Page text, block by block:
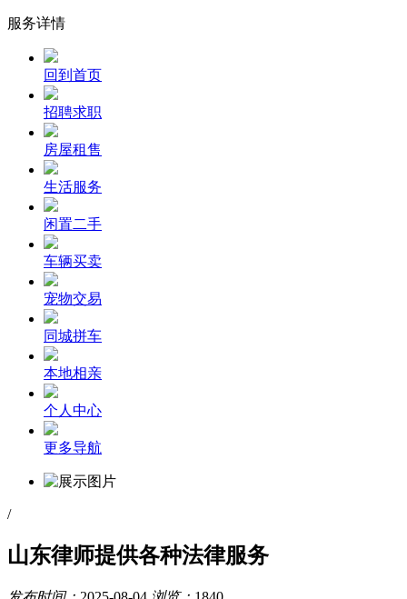
服务详情
回到首页
招聘求职
房屋租售
生活服务
闲置二手
车辆买卖
宠物交易
同城拼车
本地相亲
个人中心
更多导航
/
山东律师提供各种法律服务